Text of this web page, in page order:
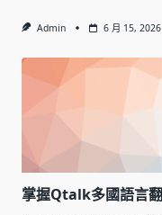
Admin 6 月 15, 2026
掌握Qtalk多國語言